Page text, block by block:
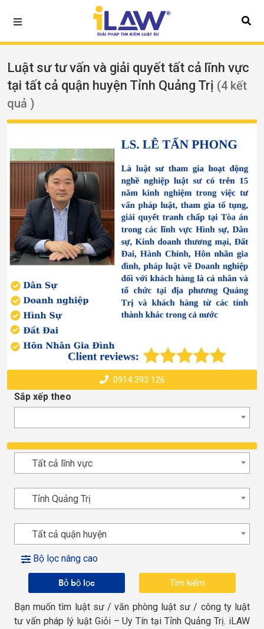
Luật sư tư vấn và giải quyết tất cả lĩnh vực
tại tất cả quận huyện Tỉnh Quảng Trị (4 kết
quả )
0914 393 126
Sắp xếp theo
Tất cả lĩnh vực
Tỉnh Quảng Trị
Tất cả quận huyện
Bộ lọc nâng cao
Bỏ bộ lọc
Bạn muốn tìm luật sư / văn phòng luật sư / công ty luật
tư vấn pháp lý luật Giỏi – Uy Tín tại Tỉnh Quảng Trị. iLAW